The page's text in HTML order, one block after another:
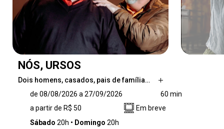
NÓS, URSOS
Dois homens, casados, pais de família…
aparentemente bem resolvidos, se encontram
por acaso em um banheiro de shopping. O que
começa como um instante banal rapidamente
de 08/08/2026 a 27/09/2026
60 min
a partir de R$ 50
Em breve
Sábado 20h Domingo 20h